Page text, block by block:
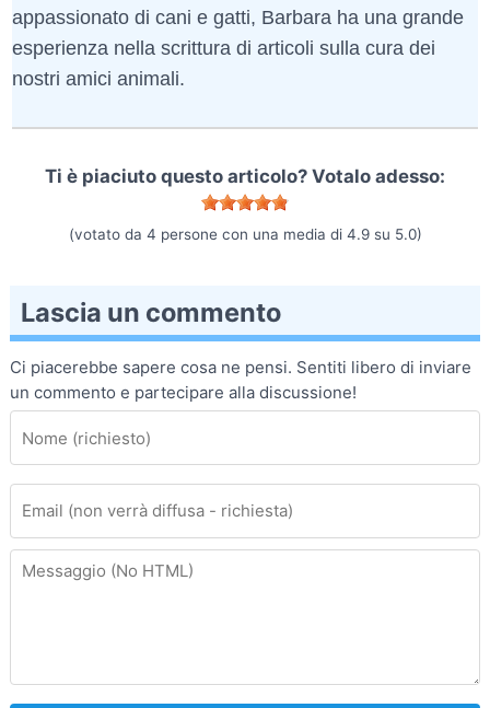
appassionato di cani e gatti, Barbara ha una grande
esperienza nella scrittura di articoli sulla cura dei
nostri amici animali.
Ti è piaciuto questo articolo? Votalo adesso:
(votato da 4 persone con una media di 4.9su 5.0)
Lascia un commento
Ci piacerebbe sapere cosa ne pensi. Sentiti libero di inviare
un commento e partecipare alla discussione!